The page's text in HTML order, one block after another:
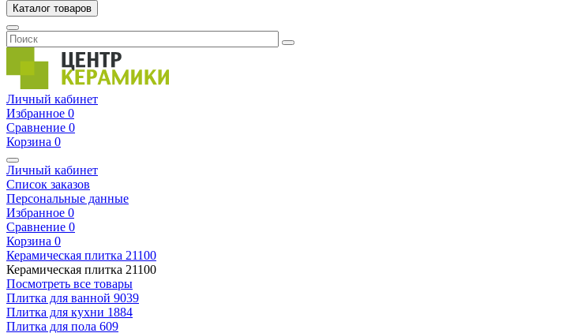
Каталог товаров
Личный кабинет
Избранное 0
Сравнение 0
Корзина 0
Личный кабинет
Список заказов
Персональные данные
Избранное 0
Сравнение 0
Корзина 0
Керамическая плитка 21100
Керамическая плитка 21100
Посмотреть все товары
Плитка для ванной 9039
Плитка для кухни 1884
Плитка для пола 609